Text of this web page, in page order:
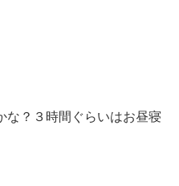
な？３時間ぐらいはお昼寝